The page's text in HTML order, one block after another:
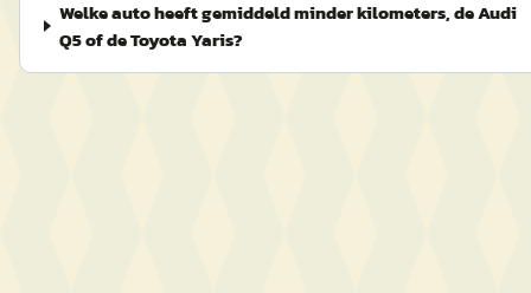
Welke auto heeft gemiddeld minder kilometers, de Audi
Q5 of de Toyota Yaris?